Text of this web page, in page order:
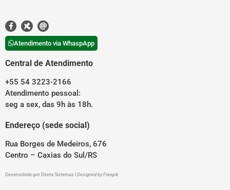
Atendimento via WhaspApp
Central de Atendimento
+55 54 3223-2166
Atendimento pessoal:
seg a sex, das 9h às 18h.
Endereço (sede social)
Rua Borges de Medeiros, 676
Centro – Caxias do Sul/RS
Desenvolvido por Direta Sistemas Designed by Freepik